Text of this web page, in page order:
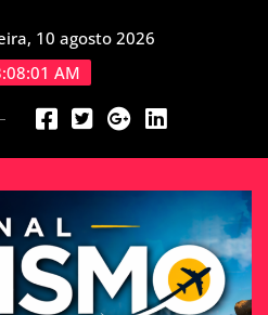
10 agosto 2026
AM